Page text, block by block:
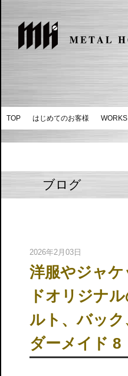
TOP はじめてのお客様 WORKS
ブログ
2026年2月03日
洋服やジャ
ドオリジナ
ルト、バッ
ダーメイド 8